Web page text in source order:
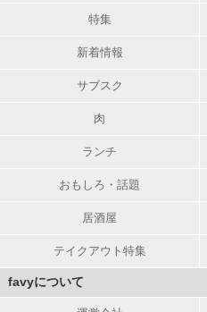
特集
新着情報
サブスク
肉
ランチ
おもしろ・話題
居酒屋
テイクアウト特集
favyについて